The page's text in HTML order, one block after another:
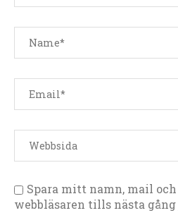
Spara mitt namn, mail
webbläsaren tills nästa